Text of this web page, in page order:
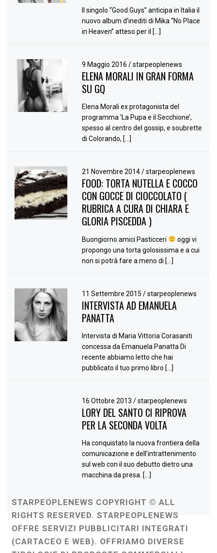
Il singolo “Good Guys” anticipa in Italia il
nuovo album d’inediti di Mika “No Place
in Heaven” atteso per il […]
9 Maggio 2016/ starpeoplenews
ELENA MORALI IN GRAN FORMA
SU GQ
Elena Morali ex protagonista del
programma ‘La Pupa e il Secchione’,
spesso al centro del gossip, e soubrette
di Colorando, […]
21 Novembre 2014/ starpeoplenews
FOOD: TORTA NUTELLA E COCCO
CON GOCCE DI CIOCCOLATO (
RUBRICA A CURA DI CHIARA E
GLORIA PISCEDDA )
Buongiorno amici Pasticceri
oggi vi
propongo una torta golosissima e a cui
non si potrà fare a meno di […]
11 Settembre 2015/ starpeoplenews
INTERVISTA AD EMANUELA
PANATTA
Intervista di Maria Vittoria Corasaniti
concessa da Emanuela Panatta Di
recente abbiamo letto che hai
pubblicato il tuo primo libro […]
16 Ottobre 2013/ starpeoplenews
LORY DEL SANTO CI RIPROVA
PER LA SECONDA VOLTA
Ha conquistato la nuova frontiera della
comunicazione e dell’intrattenimento
sul web con il suo debutto dietro una
macchina da presa. […]
STARPEOPLENEWS COPYRIGHT © ALL
RIGHTS RESERVED. STARPEOPLENEWS
OFFRE SERVIZI PUBBLICITARI INTEGRATI
(CARTACEO E WEB). OFFRIAMO DIVERSE